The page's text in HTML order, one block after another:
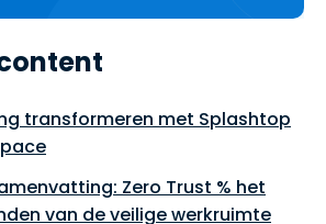
transformeren met Splashtop
Zero Trust % het
van de veilige werkruimte